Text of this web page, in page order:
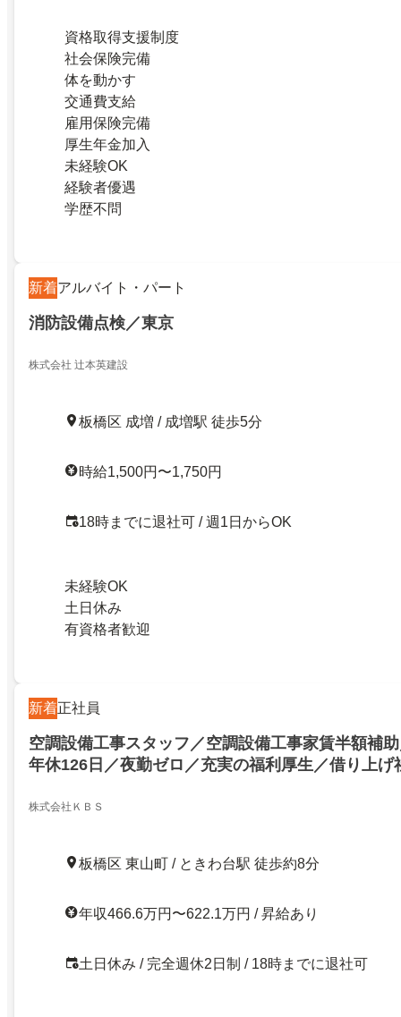
資格取得支援制度
社会保険完備
体を動かす
交通費支給
雇用保険完備
厚生年金加入
未経験OK
経験者優遇
学歴不問
新着アルバイト・パート
消防設備点検／東京
株式会社 辻本英建設
板橋区 成増 / 成増駅 徒歩5分
時給1,500円〜1,750円
18時までに退社可 / 週1日からOK
未経験OK
土日休み
有資格者歓迎
新着正社員
空調設備工事スタッフ／空調設備工事家賃半額補
年休126日／夜勤ゼロ／充実の福利厚生／借り上げ
株式会社ＫＢＳ
板橋区 東山町 / ときわ台駅 徒歩約8分
年収466.6万円〜622.1万円 / 昇給あり
土日休み / 完全週休2日制 / 18時までに退社可